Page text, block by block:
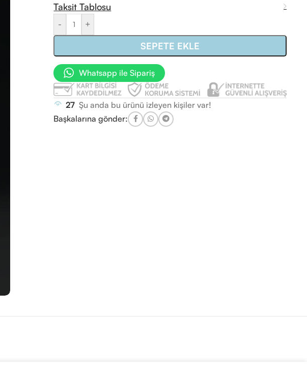
Taksit Tablosu
- +
SEPETE EKLE
Whatsapp ile Sipariş
27 Şu anda bu ürünü izleyen kişiler var!
Başkalarına gönder: